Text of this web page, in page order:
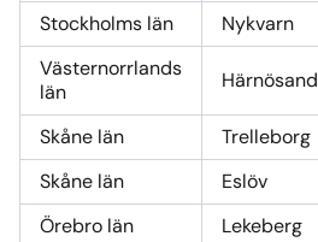
Stockholms län
Nykvarn
Västernorrlands
län
Härnösand
Skåne län Trelleborg
Skåne län
Eslöv
Örebro län
Lekeberg